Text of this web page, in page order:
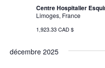
Centre Hospitalier
Limoges, France
1,923.33 CAD $
décembre 2025